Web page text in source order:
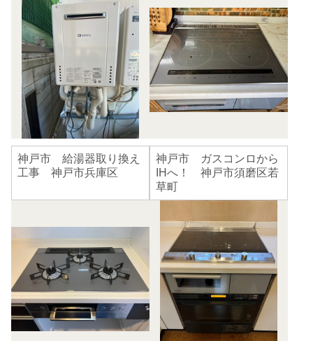
神戸市 給湯器取り換え
工事 神戸市兵庫区
神戸市 ガスコンロから
IHへ！ 神戸市須磨区若
草町